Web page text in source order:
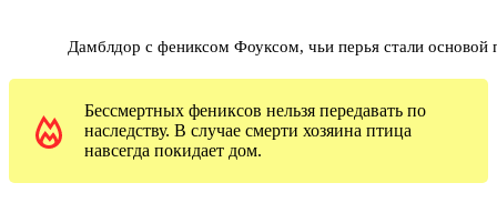
Дамблдор с фениксом Фоуксом, чьи перья стали основой
Бессмертных фениксов нельзя передавать по
наследству. В случае смерти хозяина птица
навсегда покидает дом.